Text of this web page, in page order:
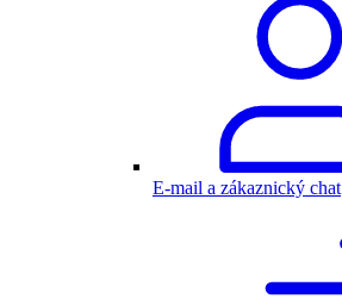
E-mail a zákaznický chat